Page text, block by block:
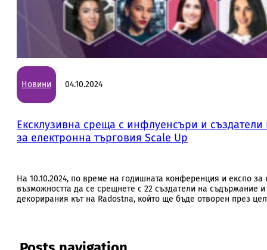
Новини 04.10.2024
Ексклузивна среща с инфлуенсъри и
за електронна търговия Scale Up
На 10.10.2024, по време на годишната конференция и експо
възможността да се срещнете с 22 създатели на
декорирания кът на Radostna, който ще бъде отворен през